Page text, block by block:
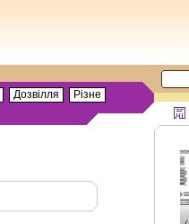
Дозвілля
Різне